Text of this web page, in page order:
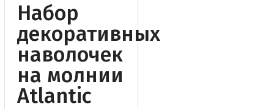
Набор
декоративных
наволочек
на молнии
Atlantic